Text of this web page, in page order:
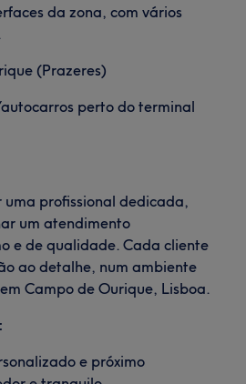
da zona, com vários
(Prazeres)
perto do terminal
uma profissional dedicada,
um atendimento
e de qualidade. Cada cliente
ao detalhe, num ambiente
Campo de Ourique, Lisboa.
e próximo